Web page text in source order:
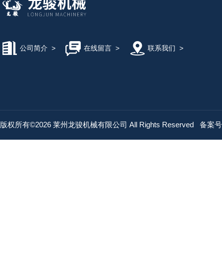
公司简介 > 在线留言> 联系我们 >
版权所有©2026 莱州龙骏机械有限公司 All Rights Reserved 备案